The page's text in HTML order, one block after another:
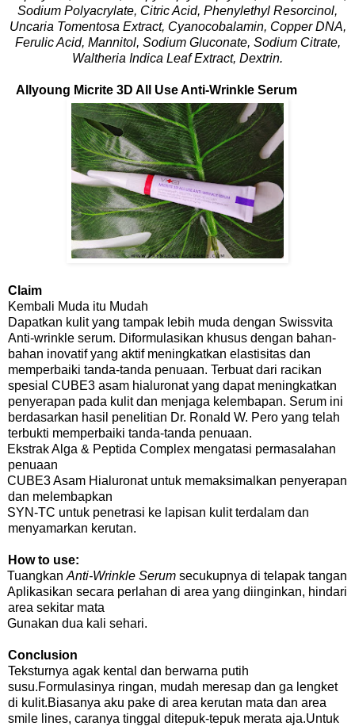
Sodium Polyacrylate, Citric Acid, Phenylethyl Resorcinol,
Uncaria Tomentosa Extract, Cyanocobalamin, Copper DNA,
Ferulic Acid, Mannitol, Sodium Gluconate, Sodium Citrate,
Waltheria Indica Leaf Extract, Dextrin.
Allyoung Micrite 3D All Use Anti-Wrinkle Serum
Claim
Kembali Muda itu Mudah
Dapatkan kulit yang tampak lebih muda dengan Swissvita
Anti-wrinkle serum. Diformulasikan khusus dengan bahan-
bahan inovatif yang aktif meningkatkan elastisitas dan
memperbaiki tanda-tanda penuaan. Terbuat dari racikan
spesial CUBE3 asam hialuronat yang dapat meningkatkan
penyerapan pada kulit dan menjaga kelembapan. Serum ini
berdasarkan hasil penelitian Dr. Ronald W. Pero yang telah
terbukti memperbaiki tanda-tanda penuaan.
Ekstrak Alga & Peptida Complex mengatasi permasalahan
penuaan
CUBE3 Asam Hialuronat untuk memaksimalkan penyerapan
dan melembapkan
SYN-TC untuk penetrasi ke lapisan kulit terdalam dan
menyamarkan kerutan.
How to use:
Tuangkan Anti-Wrinkle Serum secukupnya di telapak tangan
Aplikasikan secara perlahan di area yang diinginkan, hindari
area sekitar mata
Gunakan dua kali sehari.
Conclusion
Teksturnya agak kental dan berwarna putih
susu.Formulasinya ringan, mudah meresap dan ga lengket
di kulit.Biasanya aku pake di area kerutan mata dan area
smile lines, caranya tinggal ditepuk-tepuk merata aja.Untuk